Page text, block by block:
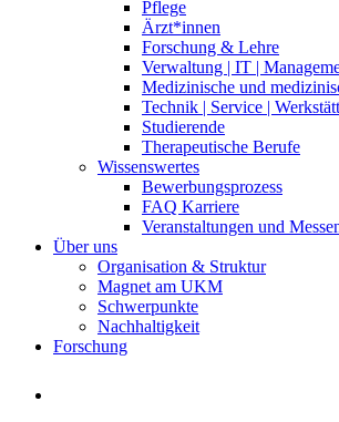
Pflege
Ärzt*innen
Forschung & Lehre
Verwaltung | IT |
Medizinische und
Technik | Service |
Studierende
Therapeutische Berufe
Wissenswertes
Bewerbungsprozess
FAQ Karriere
Veranstaltungen und
Über uns
Organisation & Struktur
Magnet am UKM
Schwerpunkte
Nachhaltigkeit
Forschung